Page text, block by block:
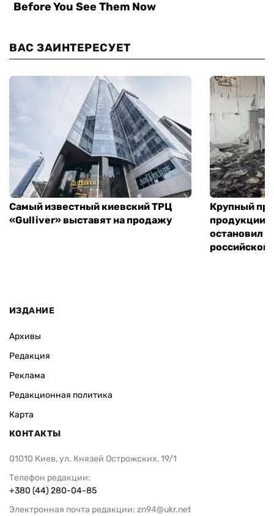
ВАС ЗАИНТЕРЕСУЕТ
Самый известный киевский ТРЦ
«Gulliver» выставят на продажу
Крупный
продукции
остановил
российской
ИЗДАНИЕ
Архивы
Редакция
Реклама
Редакционная политика
Карта
КОНТАКТЫ
01010 Киев, ул. Князей Острожских, 19/1
Телефон редакции:
+380 (44) 280-04-85
Электронная почта редакции: zn94@ukr.net